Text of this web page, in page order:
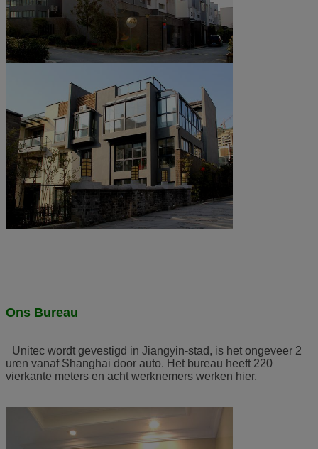
Ons Bureau
Unitec wordt gevestigd in Jiangyin-stad, is het ongeveer 2
uren vanaf Shanghai door auto. Het bureau heeft 220
vierkante meters en acht werknemers werken hier.